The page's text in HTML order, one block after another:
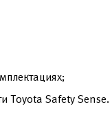
Toyota Safety Sense.